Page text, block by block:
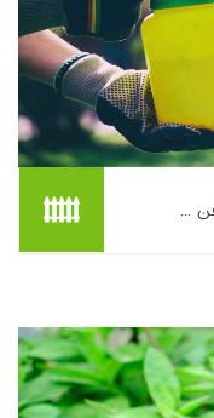
جایگزینی کم‌هزینه
...